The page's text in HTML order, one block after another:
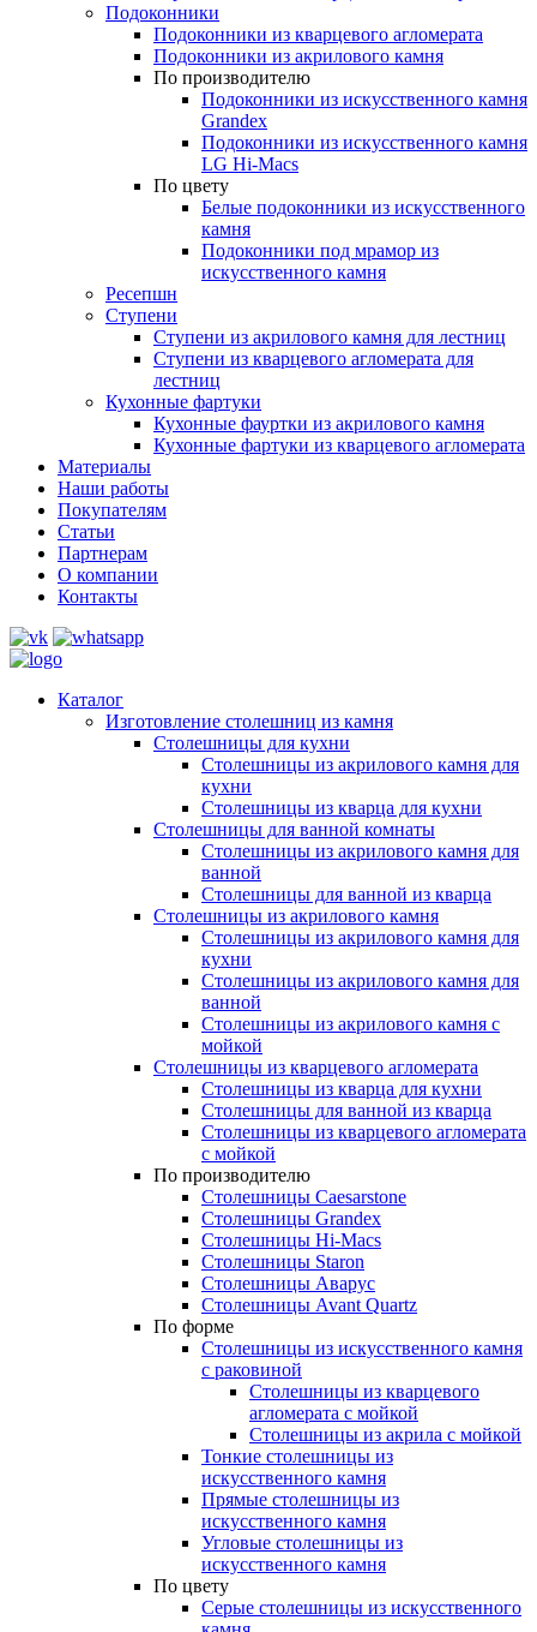
Подоконники
Подоконники из кварцевого агломерата
Подоконники из акрилового камня
По производителю
Подоконники из искусственного камня
Grandex
Подоконники из искусственного камня
LG Hi-Macs
По цвету
Белые подоконники из искусственного
камня
Подоконники под мрамор из
искусственного камня
Ресепшн
Ступени
Ступени из акрилового камня для лестниц
Ступени из кварцевого агломерата для
лестниц
Кухонные фартуки
Кухонные фауртки из акрилового камня
Кухонные фартуки из кварцевого агломерата
Материалы
Наши работы
Покупателям
Статьи
Партнерам
О компании
Контакты
Каталог
Изготовление столешниц из камня
Столешницы для кухни
Столешницы из акрилового камня для
кухни
Столешницы из кварца для кухни
Столешницы для ванной комнаты
Столешницы из акрилового камня для
ванной
Столешницы для ванной из кварца
Столешницы из акрилового камня
Столешницы из акрилового камня для
кухни
Столешницы из акрилового камня для
ванной
Столешницы из акрилового камня с
мойкой
Столешницы из кварцевого агломерата
Столешницы из кварца для кухни
Столешницы для ванной из кварца
Столешницы из кварцевого агломерата
с мойкой
По производителю
Столешницы Caesarstone
Столешницы Grandex
Столешницы Hi-Macs
Столешницы Staron
Столешницы Аварус
Столешницы Avant Quartz
По форме
Столешницы из искусственного камня
с раковиной
Столешницы из кварцевого
агломерата с мойкой
Столешницы из акрила с мойкой
Тонкие столешницы из
искусственного камня
Прямые столешницы из
искусственного камня
Угловые столешницы из
искусственного камня
По цвету
Серые столешницы из искусственного